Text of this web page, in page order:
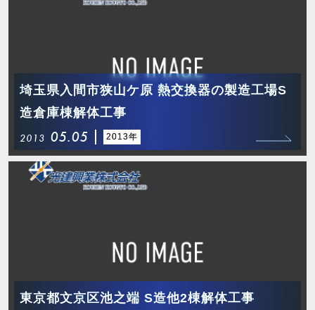
埼玉県入間市狭山ケ原 熱交換器の製造工場S
造倉庫棟解体工事
2013 05.05 2013年
東京都文京区池之端 S造他2棟解体工事